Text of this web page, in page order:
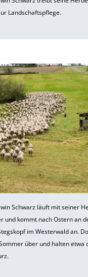
Landschaftspflege.
Schwarz läuft mit seiner
und kommt nach Ostern an
im Westerwald an.
über und halten etwa